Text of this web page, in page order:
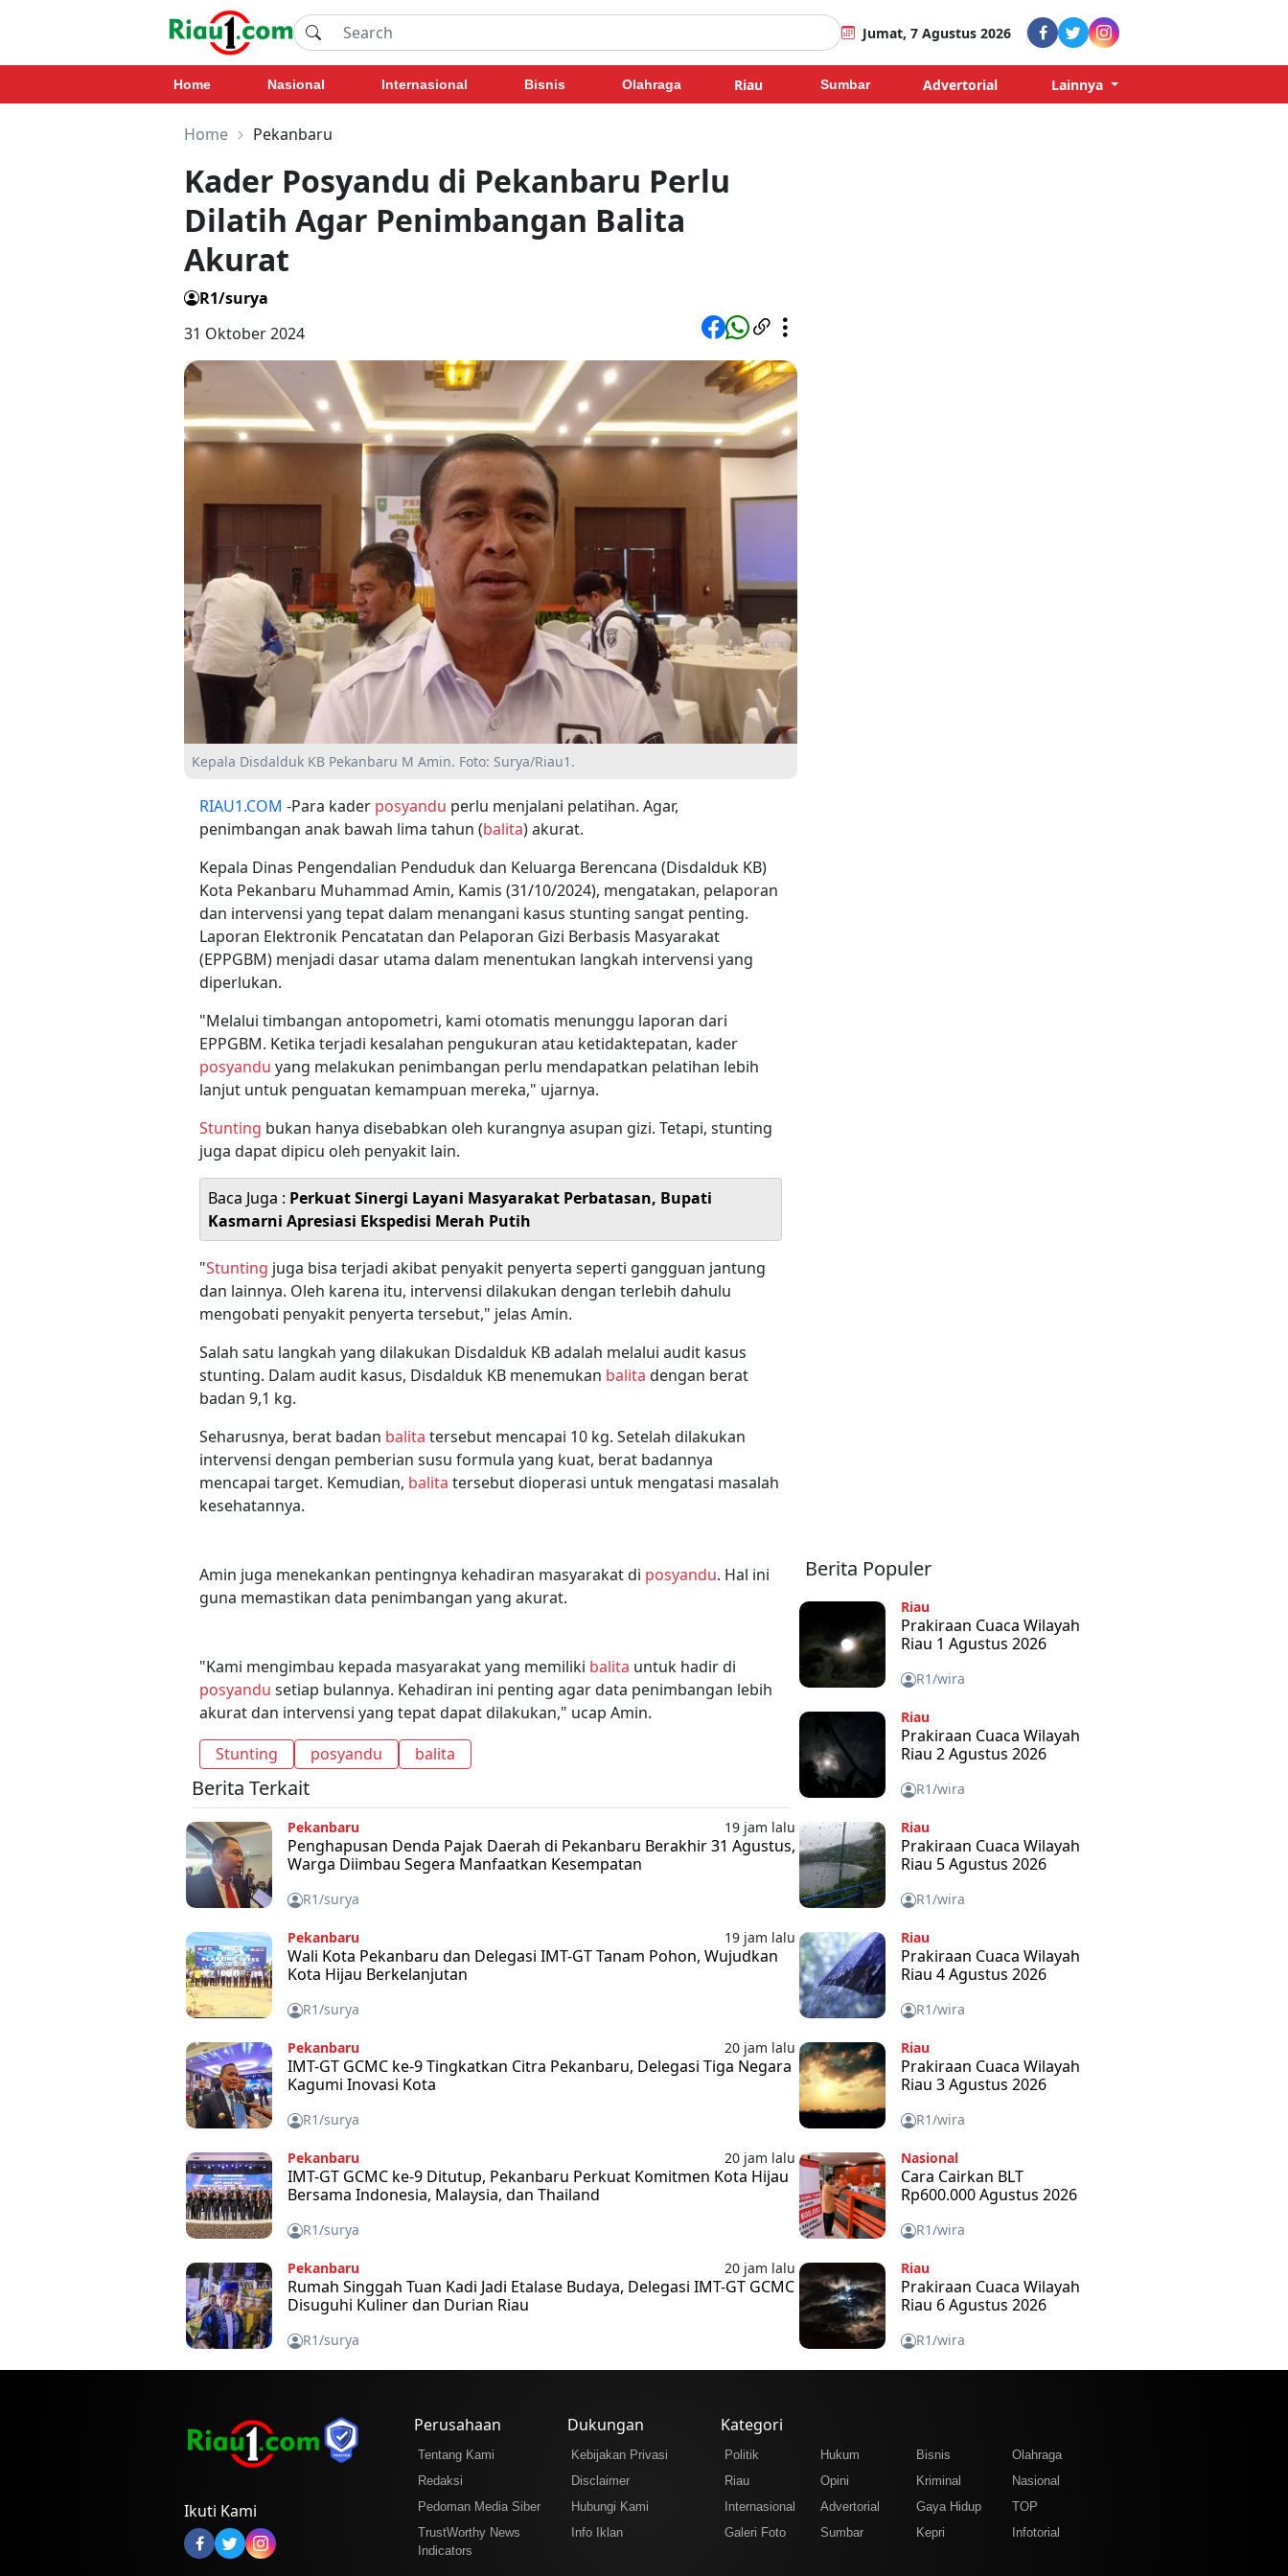
Jumat, 7 Agustus 2026
Home Nasional Internasional Bisnis Olahraga Riau Sumbar Advertorial Lainnya
Home Pekanbaru
Kader Posyandu di Pekanbaru Perlu
Dilatih Agar Penimbangan Balita
Akurat
R1/surya
31 Oktober 2024
Kepala Disdalduk KB Pekanbaru M Amin. Foto: Surya/Riau1.
RIAU1.COM -Para kader posyandu perlu menjalani pelatihan. Agar,
penimbangan anak bawah lima tahun (balita) akurat.
Kepala Dinas Pengendalian Penduduk dan Keluarga Berencana (Disdalduk KB)
Kota Pekanbaru Muhammad Amin, Kamis (31/10/2024), mengatakan, pelaporan
dan intervensi yang tepat dalam menangani kasus stunting sangat penting.
Laporan Elektronik Pencatatan dan Pelaporan Gizi Berbasis Masyarakat
(EPPGBM) menjadi dasar utama dalam menentukan langkah intervensi yang
diperlukan.
"Melalui timbangan antopometri, kami otomatis menunggu laporan dari
EPPGBM. Ketika terjadi kesalahan pengukuran atau ketidaktepatan, kader
posyandu yang melakukan penimbangan perlu mendapatkan pelatihan lebih
lanjut untuk penguatan kemampuan mereka," ujarnya.
Stunting bukan hanya disebabkan oleh kurangnya asupan gizi. Tetapi, stunting
juga dapat dipicu oleh penyakit lain.
Baca Juga : Perkuat Sinergi Layani Masyarakat Perbatasan, Bupati
Kasmarni Apresiasi Ekspedisi Merah Putih
"Stunting juga bisa terjadi akibat penyakit penyerta seperti gangguan jantung
dan lainnya. Oleh karena itu, intervensi dilakukan dengan terlebih dahulu
mengobati penyakit penyerta tersebut," jelas Amin.
Salah satu langkah yang dilakukan Disdalduk KB adalah melalui audit kasus
stunting. Dalam audit kasus, Disdalduk KB menemukan balita dengan berat
badan 9,1 kg.
Seharusnya, berat badan balita tersebut mencapai 10 kg. Setelah dilakukan
intervensi dengan pemberian susu formula yang kuat, berat badannya
mencapai target. Kemudian, balita tersebut dioperasi untuk mengatasi masalah
kesehatannya.
Amin juga menekankan pentingnya kehadiran masyarakat di posyandu. Hal ini
guna memastikan data penimbangan yang akurat.
"Kami mengimbau kepada masyarakat yang memiliki balita untuk hadir di
posyandu setiap bulannya. Kehadiran ini penting agar data penimbangan lebih
akurat dan intervensi yang tepat dapat dilakukan," ucap Amin.
Stunting
posyandu balita
Berita Terkait
Pekanbaru 19 jam lalu
Penghapusan Denda Pajak Daerah di Pekanbaru Berakhir 31 Agustus,
Warga Diimbau Segera Manfaatkan Kesempatan
R1/surya
Pekanbaru 19 jam lalu
Wali Kota Pekanbaru dan Delegasi IMT-GT Tanam Pohon, Wujudkan
Kota Hijau Berkelanjutan
R1/surya
Pekanbaru 20 jam lalu
IMT-GT GCMC ke-9 Tingkatkan Citra Pekanbaru, Delegasi Tiga Negara
Kagumi Inovasi Kota
R1/surya
Pekanbaru 20 jam lalu
IMT-GT GCMC ke-9 Ditutup, Pekanbaru Perkuat Komitmen Kota Hijau
Bersama Indonesia, Malaysia, dan Thailand
R1/surya
Pekanbaru 20 jam lalu
Rumah Singgah Tuan Kadi Jadi Etalase Budaya, Delegasi IMT-GT GCMC
Disuguhi Kuliner dan Durian Riau
R1/surya
Berita Populer
Riau
Prakiraan Cuaca Wilayah
Riau 1 Agustus 2026
R1/wira
Riau
Prakiraan Cuaca Wilayah
Riau 2 Agustus 2026
R1/wira
Riau
Prakiraan Cuaca Wilayah
Riau 5 Agustus 2026
R1/wira
Riau
Prakiraan Cuaca Wilayah
Riau 4 Agustus 2026
R1/wira
Riau
Prakiraan Cuaca Wilayah
Riau 3 Agustus 2026
R1/wira
Nasional
Cara Cairkan BLT
Rp600.000 Agustus 2026
R1/wira
Riau
Prakiraan Cuaca Wilayah
Riau 6 Agustus 2026
R1/wira
Ikuti Kami
Perusahaan
Tentang Kami
Redaksi
Pedoman Media Siber
TrustWorthy News
Indicators
Dukungan
Kebijakan Privasi
Disclaimer
Hubungi Kami
Info Iklan
Kategori
Politik Hukum Bisnis
Olahraga
Riau
Opini Kriminal
Nasional
Internasional
Advertorial Gaya Hidup
TOP
Galeri Foto
Sumbar Kepri Infotorial